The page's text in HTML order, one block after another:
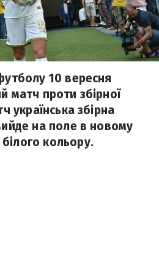
10 вересня
матч проти збірної
українська збірна
на поле в новому
кольору.